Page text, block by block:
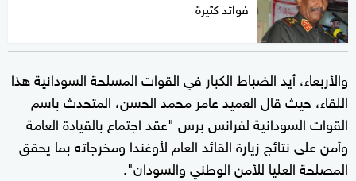
فوائد كثيرة
والأربعاء، أيد الضباط الكبار في القوات المسلحة السودانية هذا
اللقاء، حيث قال العميد عامر محمد الحسن، المتحدث باسم
القوات السودانية لفرانس برس "عقد اجتماع بالقيادة العامة
وأمن على نتائج زيارة القائد العام لأوغندا ومخرجاته بما يحقق
المصلحة العليا للأمن الوطني والسودان".